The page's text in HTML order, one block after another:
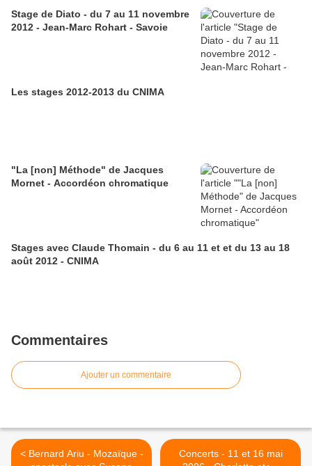
Stage de Diato - du 7 au 11 novembre
2012 - Jean-Marc Rohart - Savoie
Les stages 2012-2013 du CNIMA
"La [non] Méthode" de Jacques
Mornet - Accordéon chromatique
Stages avec Claude Thomain - du 6 au 11 et et du 13 au 18
août 2012 - CNIMA
Commentaires
Ajouter un commentaire
< Bernard Ariu - Mozaïque -
Concerts - 11 et 16 mai